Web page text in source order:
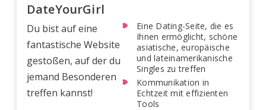
DateYourGirl
Du bist auf eine
fantastische Website
gestoßen, auf der du
jemand Besonderen
treffen kannst!
Eine Dating-Seite, die es
Ihnen ermöglicht, schöne
asiatische, europäische
und lateinamerikanische
Singles zu treffen
Kommunikation in
Echtzeit mit effizienten
Tools